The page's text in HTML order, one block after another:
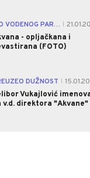
DIO VODENOG PARKA POTPUNO UNIŠTEN
- opljačkana i
(FOTO)
DUŽNOST
Vukajlović
v.d. direktora "Akvane"